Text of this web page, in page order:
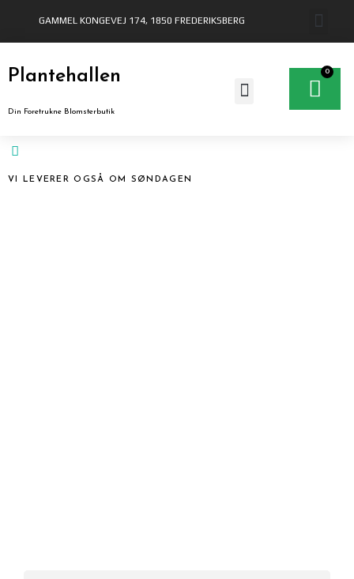
indholdet
GAMMEL KONGEVEJ 174, 1850 FREDERIKSBERG
Plantehallen
Din Foretrukne Blomsterbutik
0
VI LEVERER OGSÅ OM SØNDAGEN